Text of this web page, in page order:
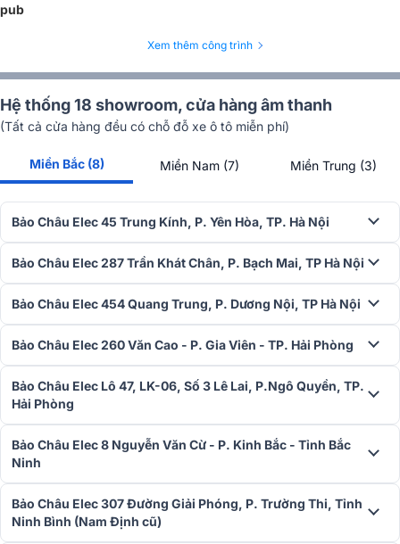
Nút điều khiển vật lý được bố trí thành một dải gọn gàng gồm: nút
nguồn, Bluetooth, điều chỉnh đèn LED và PartyBoost. Cách sắp xếp
này giúp thao tác nhanh, dễ nhớ. Tuy nhiên, loa không có nút
tăng/giảm âm lượng vật lý, người dùng cần điều chỉnh qua thiết bị
kết nối. Dải đèn báo pin và cổng sạc USB-C tiện lợi, dễ theo dõi
dung lượng pin và sạc lại kịp thời.
Chống bụi, chống nước chuẩn IP67
Loa bluetooth JBL Pulse 5 được nâng cấp mạnh mẽ với chuẩn
chống nước và bụi IP67, vượt trội hơn so với chuẩn IPX7 ở các thế
pub
Xem thêm công trình
Hệ thống 18 showroom, cửa hàng âm thanh
(Tất cả cửa hàng đều có chỗ đỗ xe ô tô miễn phí)
Miền Bắc (8) Miền Nam (7) Miền Trung (3)
Bảo Châu Elec 45 Trung Kính, P. Yên Hòa, TP. Hà Nội
Bảo Châu Elec 287 Trần Khát Chân, P. Bạch Mai, TP Hà Nội
Bảo Châu Elec 454 Quang Trung, P. Dương Nội, TP Hà Nội
Bảo Châu Elec 260 Văn Cao - P. Gia Viên - TP. Hải Phòng
Bảo Châu Elec Lô 47, LK-06, Số 3 Lê Lai, P.Ngô Quyền, TP.
Hải Phòng
Bảo Châu Elec 8 Nguyễn Văn Cừ - P. Kinh Bắc - Tỉnh Bắc
Ninh
Bảo Châu Elec 307 Đường Giải Phóng, P. Trường Thi, Tỉnh
Ninh Bình (Nam Định cũ)